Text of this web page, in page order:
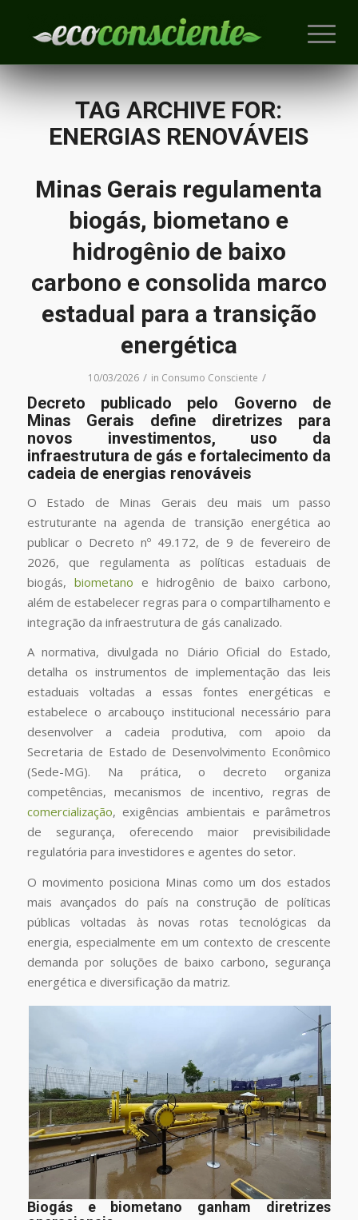
TAG ARCHIVE FOR:
ENERGIAS RENOVÁVEIS
Minas Gerais regulamenta
biogás, biometano e
hidrogênio de baixo
carbono e consolida marco
estadual para a transição
energética
10/03/2026 / in Consumo Consciente /
Decreto publicado pelo Governo de
Minas Gerais define diretrizes para
novos investimentos, uso da
infraestrutura de gás e fortalecimento da
cadeia de energias renováveis
O Estado de Minas Gerais deu mais um passo
estruturante na agenda de transição energética ao
publicar o Decreto nº 49.172, de 9 de fevereiro de
2026, que regulamenta as políticas estaduais de
biogás, biometano e hidrogênio de baixo carbono,
além de estabelecer regras para o compartilhamento e
integração da infraestrutura de gás canalizado.
A normativa, divulgada no Diário Oficial do Estado,
detalha os instrumentos de implementação das leis
estaduais voltadas a essas fontes energéticas e
estabelece o arcabouço institucional necessário para
desenvolver a cadeia produtiva, com apoio da
Secretaria de Estado de Desenvolvimento Econômico
(Sede-MG). Na prática, o decreto organiza
competências, mecanismos de incentivo, regras de
comercialização, exigências ambientais e parâmetros
de segurança, oferecendo maior previsibilidade
regulatória para investidores e agentes do setor.
O movimento posiciona Minas como um dos estados
mais avançados do país na construção de políticas
públicas voltadas às novas rotas tecnológicas da
energia, especialmente em um contexto de crescente
demanda por soluções de baixo carbono, segurança
energética e diversificação da matriz.
Biogás e biometano ganham diretrizes